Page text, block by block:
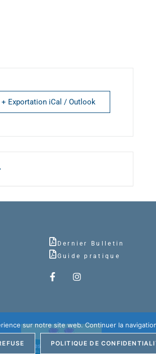
+ Exportation iCal / Outlook
Dernier Bulletin
Guide pratique
sur notre site web. Continuer la
POLITIQUE DE